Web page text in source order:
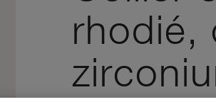
rhodié,